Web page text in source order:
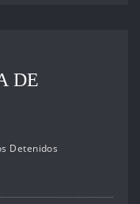
DE
Detenidos